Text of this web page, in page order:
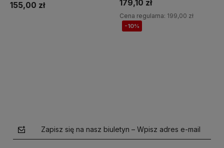
155,00 zł 179,10 zł
Cena regularna: 199,00 zł
-10%
Zapisz się na nasz biuletyn – Wpisz adres e-mail